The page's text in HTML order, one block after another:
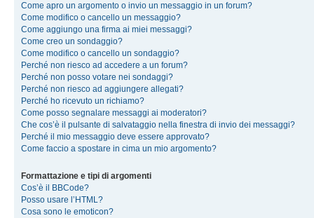
Come apro un argomento o invio un messaggio in un forum?
Come modifico o cancello un messaggio?
Come aggiungo una firma ai miei messaggi?
Come creo un sondaggio?
Come modifico o cancello un sondaggio?
Perché non riesco ad accedere a un forum?
Perché non posso votare nei sondaggi?
Perché non riesco ad aggiungere allegati?
Perché ho ricevuto un richiamo?
Come posso segnalare messaggi ai moderatori?
Che cos’è il pulsante di salvataggio nella finestra di invio dei messaggi?
Perché il mio messaggio deve essere approvato?
Come faccio a spostare in cima un mio argomento?
Formattazione e tipi di argomenti
Cos’è il BBCode?
Posso usare l’HTML?
Cosa sono le emoticon?